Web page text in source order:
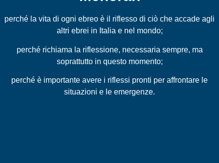
perché la vita di ogni ebreo è il riflesso di ciò che accade agli
altri ebrei in Italia e nel mondo;
perché richiama la riflessione, necessaria sempre, ma
soprattutto in questo momento;
perché è importante avere i riflessi pronti per affrontare le
situazioni e le emergenze.